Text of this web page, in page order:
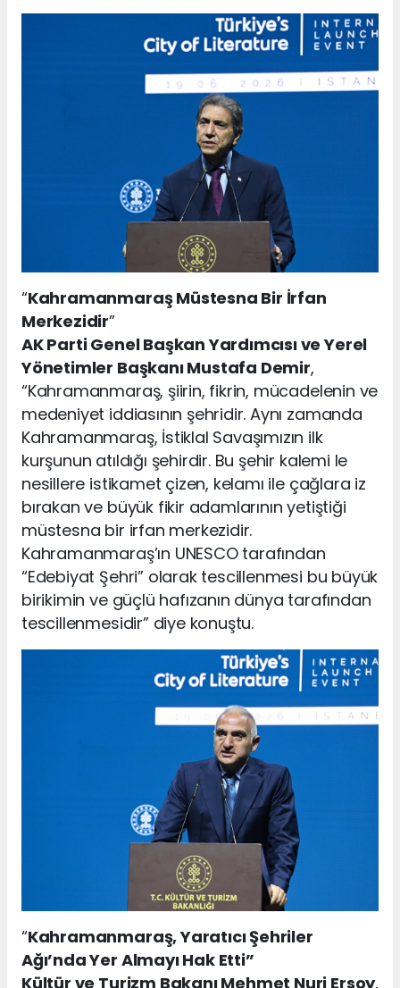
“Kahramanmaraş Müstesna Bir İrfan
Merkezidir”
AK Parti Genel Başkan Yardımcısı ve Yerel
Yönetimler Başkanı Mustafa Demir,
“Kahramanmaraş, şiirin, fikrin, mücadelenin ve
medeniyet iddiasının şehridir. Aynı zamanda
Kahramanmaraş, İstiklal Savaşımızın ilk
kurşunun atıldığı şehirdir. Bu şehir kalemi le
nesillere istikamet çizen, kelamı ile çağlara iz
bırakan ve büyük fikir adamlarının yetiştiği
müstesna bir irfan merkezidir.
Kahramanmaraş’ın UNESCO tarafından
“Edebiyat Şehri” olarak tescillenmesi bu büyük
birikimin ve güçlü hafızanın dünya tarafından
tescillenmesidir” diye konuştu.
“Kahramanmaraş, Yaratıcı Şehriler
Ağı’nda Yer Almayı Hak Etti”
Kültür ve Turizm Bakanı Mehmet Nuri Ersoy,